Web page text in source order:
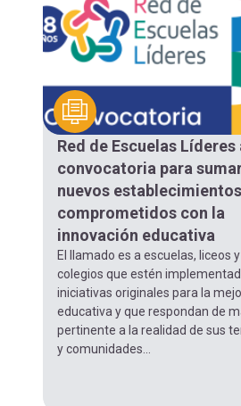
Red de Escuelas Líderes
convocatoria para
nuevos establecimientos
comprometidos con la
innovación educativa
El llamado es a escuelas, liceos y
colegios que estén
iniciativas originales para la
educativa y que respondan de
pertinente a la realidad de sus
y comunidades...